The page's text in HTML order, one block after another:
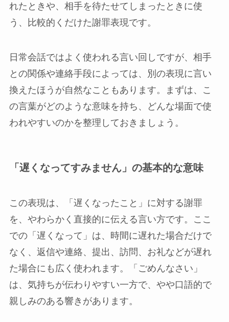
れたときや、相手を待たせてしまったときに使
う、比較的くだけた謝罪表現です。
日常会話ではよく使われる言い回しですが、相手
との関係や連絡手段によっては、別の表現に言い
換えたほうが自然なこともあります。まずは、こ
の言葉がどのような意味を持ち、どんな場面で使
われやすいのかを整理しておきましょう。
「遅くなってすみません」の基本的な意味
この表現は、「遅くなったこと」に対する謝罪
を、やわらかく直接的に伝える言い方です。ここ
での「遅くなって」は、時間に遅れた場合だけで
なく、返信や連絡、提出、訪問、お礼などが遅れ
た場合にも広く使われます。「ごめんなさい」
は、気持ちが伝わりやすい一方で、やや口語的で
親しみのある響きがあります。